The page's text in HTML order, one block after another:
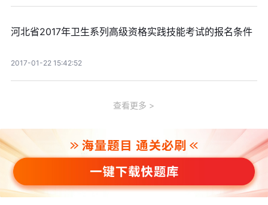
河北省2017年卫生系列高级资格实践技能考试的报名条件
2017-01-22 15:42:52
查看更多